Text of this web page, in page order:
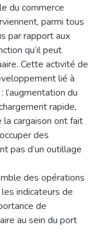
du commerce
parmi tous
par rapport aux
qu’il peut
Cette activité de
lié à
l’augmentation du
rapide,
la cargaison ont fait
des
pas d’un outillage
des opérations
indicateurs de
de
au sein du port